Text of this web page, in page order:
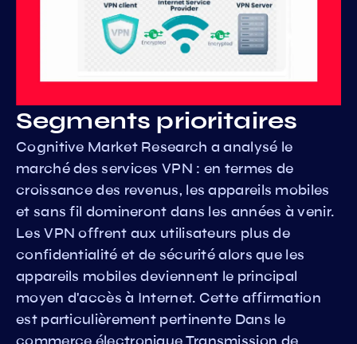
Segments prioritaires
Cognitive Market Research a analysé le
marché des services VPN : en termes de
croissance des revenus, les appareils mobiles
et sans fil domineront dans les années à venir.
Les VPN offrent aux utilisateurs plus de
confidentialité et de sécurité alors que les
appareils mobiles deviennent le principal
moyen d'accès à Internet. Cette affirmation
est particulièrement pertinente Dans le